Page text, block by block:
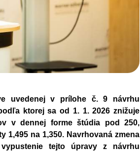
uvedenej v prílohe č. 9 návrhu
ktorej sa od 1. 1. 2026 znižuje
v dennej forme štúdia pod 250,
1,495 na 1,350. Navrhovaná zmena
tejto úpravy z návrhu